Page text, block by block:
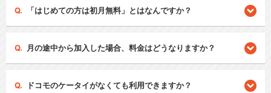
「はじめての方は初月無料」とはなんですか？
月の途中から加入した場合、料金はどうなりますか？
ドコモのケータイがなくても利用できますか？